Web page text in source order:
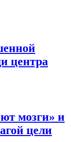
центра
мозги» и
цели